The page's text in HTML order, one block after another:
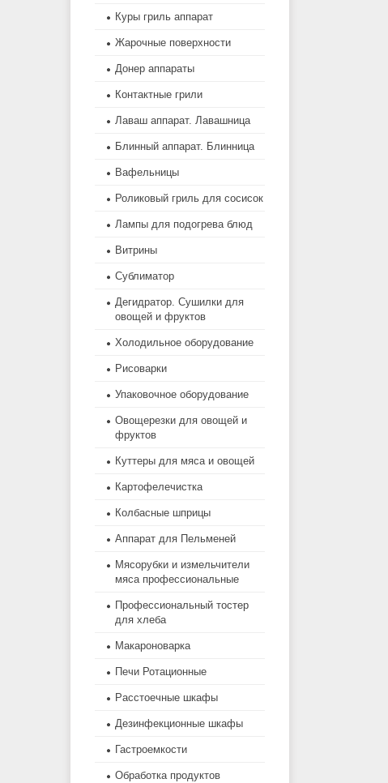
Куры гриль аппарат
Жарочные поверхности
Донер аппараты
Контактные грили
Лаваш аппарат. Лавашница
Блинный аппарат. Блинница
Вафельницы
Роликовый гриль для сосисок
Лампы для подогрева блюд
Витрины
Сублиматор
Дегидратор. Сушилки для
овощей и фруктов
Холодильное оборудование
Рисоварки
Упаковочное оборудование
Овощерезки для овощей и
фруктов
Куттеры для мяса и овощей
Картофелечистка
Колбасные шприцы
Аппарат для Пельменей
Мясорубки и измельчители
мяса профессиональные
Профессиональный тостер
для хлеба
Макароноварка
Печи Ротационные
Расстоечные шкафы
Дезинфекционные шкафы
Гастроемкости
Обработка продуктов